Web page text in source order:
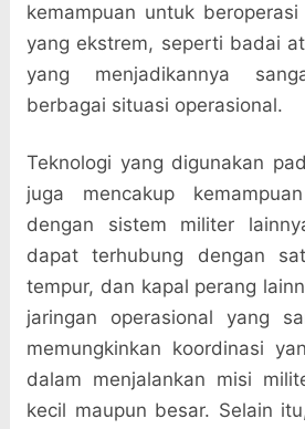
kemampuan untuk
yang ekstrem, seperti badai
yang menjadikannya
berbagai situasi operasional.
Teknologi yang digunakan
juga mencakup
dengan sistem militer
dapat terhubung dengan
tempur, dan kapal perang
jaringan operasional yang
memungkinkan koordinasi
dalam menjalankan misi
kecil maupun besar. Selain